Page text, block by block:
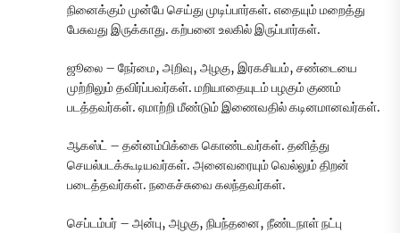
நினைக்கும் முன்பே செய்து முடிப்பார்கள். எதையும் மறைத்து
பேசுவது இருக்காது. கற்பனை உலகில் இருப்பார்கள்.
ஜூலை – நேர்மை, அறிவு, அழகு, இரகசியம், சண்டையை
முற்றிலும் தவிர்ப்பவர்கள். மறியாதையுடம் பழகும் குணம்
படத்தவர்கள். ஏமாற்றி மீண்டும் இணைவதில் கடினமானவர்கள்.
ஆகஸ்ட் – தன்னம்பிக்கை கொண்டவர்கள். தனித்து
செயல்படக்கூடியவர்கள். அனைவரையும் வெல்லும் திறன்
படைத்தவர்கள். நகைச்சுவை கலந்தவர்கள்.
செப்டம்பர் – அன்பு, அழகு, நிபந்தனை, நீண்டநாள் நட்பு